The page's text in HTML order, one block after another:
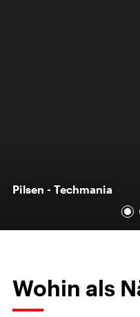
Pilsen - Techmania
Wohin als